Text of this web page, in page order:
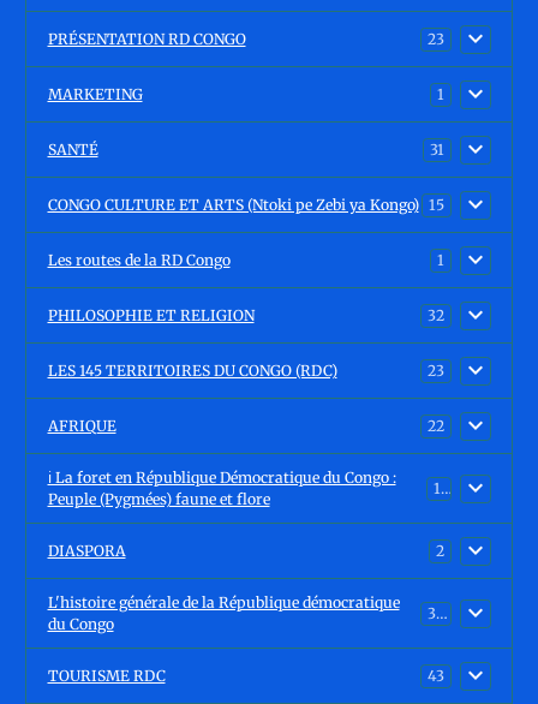
PRÉSENTATION RD CONGO 23
MARKETING 1
SANTÉ 31
CONGO CULTURE ET ARTS (Ntoki pe Zebi ya Kongo) 15
Les routes de la RD Congo 1
PHILOSOPHIE ET RELIGION 32
LES 145 TERRITOIRES DU CONGO (RDC) 23
AFRIQUE 22
ℹ️ La foret en République Démocratique du Congo :
Peuple (Pygmées) faune et flore
15
DIASPORA 2
L'histoire générale de la République démocratique
du Congo
30
TOURISME RDC 43